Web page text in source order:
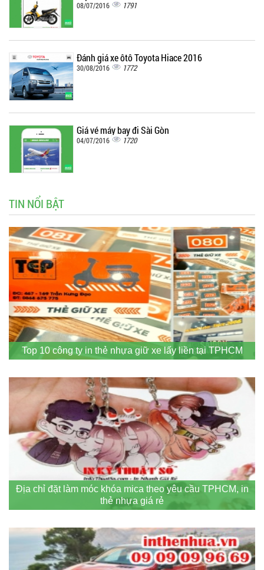
08/07/2016 1791
Đánh giá xe ôtô Toyota Hiace 2016
30/08/2016 1772
Giá vé máy bay đi Sài Gòn
04/07/2016 1720
TIN NỔI BẬT
Top 10 công ty in thẻ nhựa giữ xe lấy liền tại TPHCM
Địa chỉ đặt làm móc khóa mica theo yêu cầu TPHCM, in
thẻ nhựa giá rẻ